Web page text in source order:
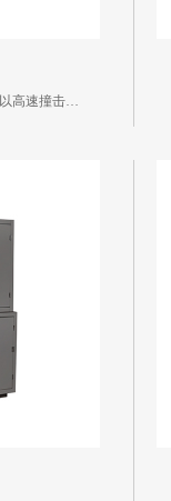
粉碎机由粗碎、细碎，风力输送等装置组成，以高速撞击的形式达到粉碎机之目的...